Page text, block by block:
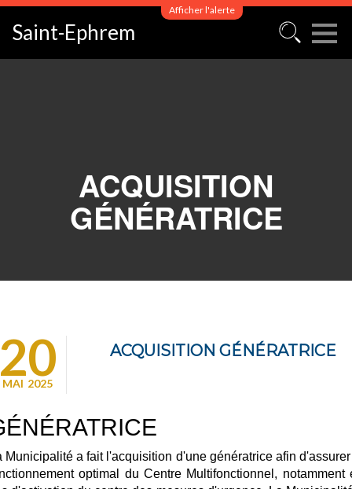
Afficher l'alerte
Saint-Ephrem
ACQUISITION
GÉNÉRATRICE
MAI 2025
ACQUISITION GÉNÉRATRICE
Municipalité a fait l'acquisition d'une génératrice afin
optimal du Centre Multifonctionnel, notamment